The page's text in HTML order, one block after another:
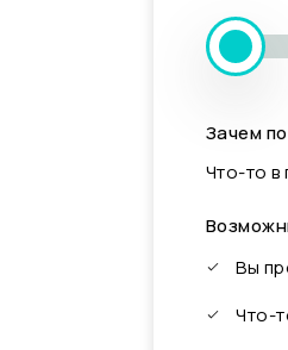
Зачем
Что-то в
Вы
Что-